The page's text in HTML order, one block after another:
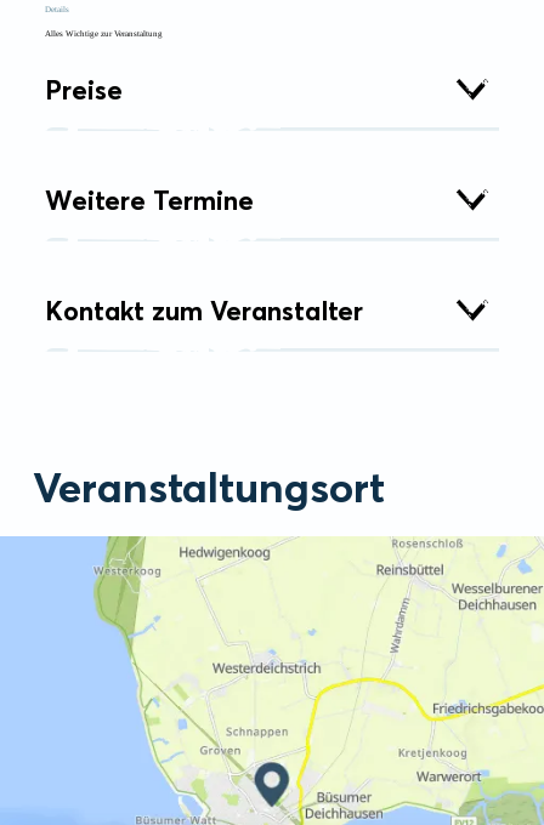
Details
Alles Wichtige zur Veranstaltung
Preise
Weitere Termine
Kontakt zum Veranstalter
Veranstaltungsort